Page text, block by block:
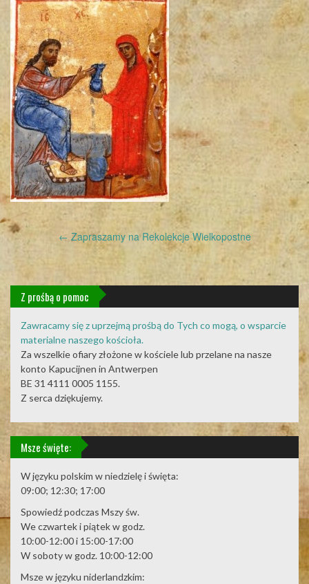
Post
navigation
← Zapraszamy na Rekolekcje Wielkopostne
Z prośbą o pomoc
Zawracamy się z uprzejmą prośbą do Tych co mogą, o wsparcie
materialne naszego kościoła.
Za wszelkie ofiary złożone w kościele lub przelane na nasze
konto Kapucijnen in Antwerpen
BE 31 4111 0005 1155.
Z serca dziękujemy.
Msze święte:
W języku polskim w niedzielę i święta:
09:00; 12:30; 17:00
Spowiedź podczas Mszy św.
We czwartek i piątek w godz.
10:00-12:00 i 15:00-17:00
W soboty w godz. 10:00-12:00
Msze w języku niderlandzkim: